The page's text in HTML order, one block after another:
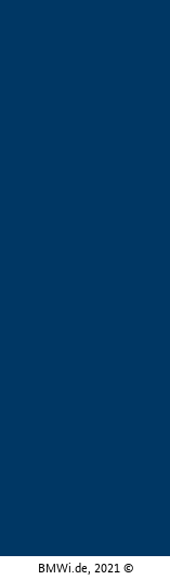
BMWi.de, 2021 ©